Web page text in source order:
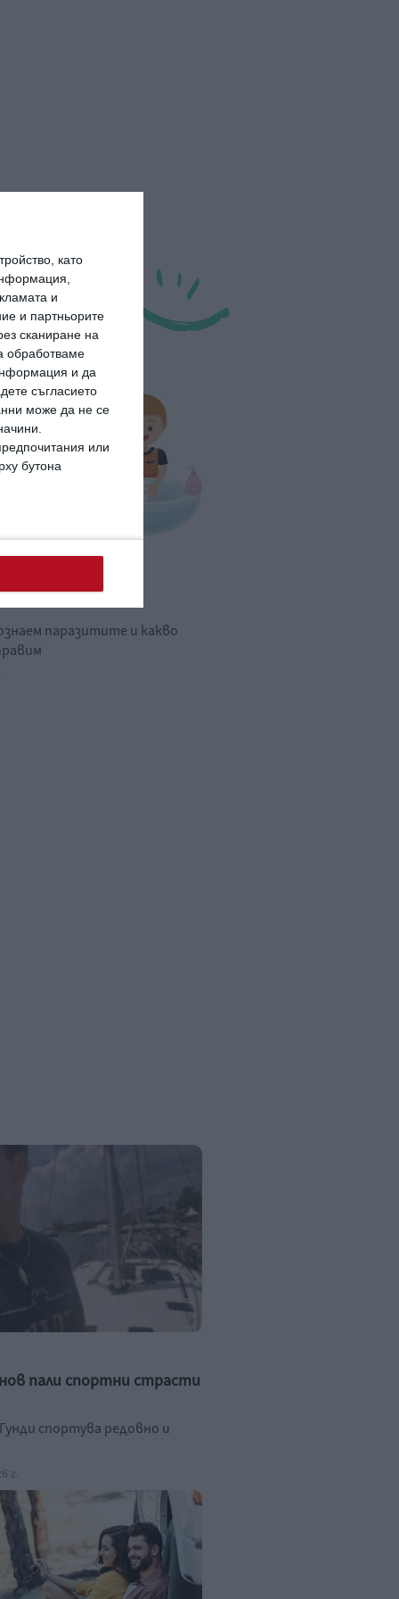
като
и
и партньорите
сканиране на
обработваме
и да
съгласието
може да не се
или
бутона
паразитите и какво
пали спортни страсти
спортува редовно и
г.